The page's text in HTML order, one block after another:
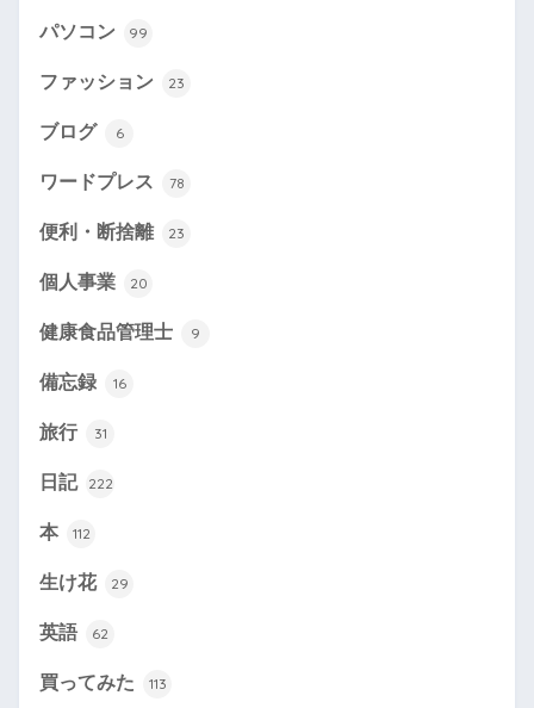
パソコン 99
ファッション 23
ブログ 6
ワードプレス 78
便利・断捨離 23
個人事業 20
健康食品管理士 9
備忘録 16
旅行 31
日記 222
本 112
生け花 29
英語 62
買ってみた 113